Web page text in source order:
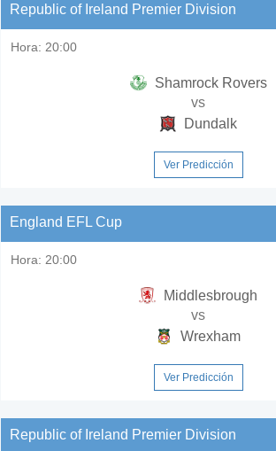
Republic of Ireland Premier Division
Hora: 20:00
Shamrock Rovers
vs
Dundalk
Ver Predicción
England EFL Cup
Hora: 20:00
Middlesbrough
vs
Wrexham
Ver Predicción
Republic of Ireland Premier Division